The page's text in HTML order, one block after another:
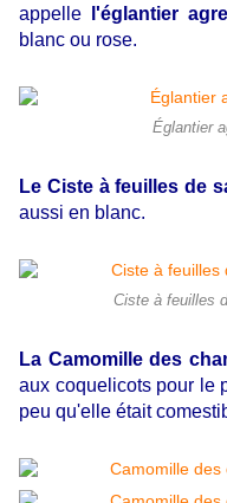
appelle
l'églantier
blanc ou rose.
Églantier
Le Ciste à feuilles de
aussi en blanc.
Ciste à feuilles
La Camomille des
aux coquelicots pour le
peu qu'elle était